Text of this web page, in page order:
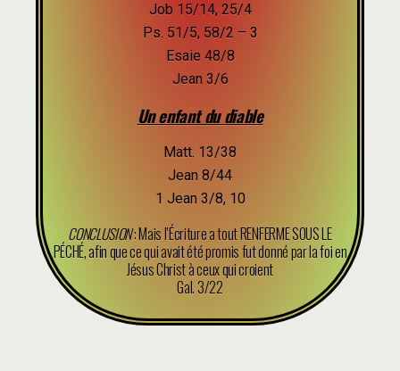
Job 15/14, 25/4
Ps. 51/5, 58/2 – 3
Esaie 48/8
Jean 3/6
Un enfant du diable
Matt. 13/38
Jean 8/44
1 Jean 3/8, 10
CONCLUSION: Mais l’Écriture a tout RENFERME SOUS LE
PÉCHÉ, afin que ce qui avait été promis fut donné par la foi en
Jésus Christ à ceux qui croient
Gal. 3/22